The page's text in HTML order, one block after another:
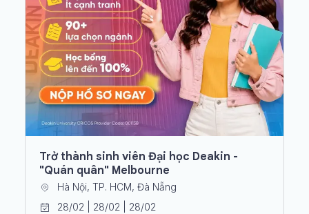
Trở thành sinh viên Đại học Deakin -
"Quán quân" Melbourne
Hà Nội, TP. HCM, Đà Nẵng
28/02 | 28/02 | 28/02